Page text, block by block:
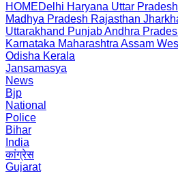
HOMEDelhi Haryana Uttar Pradesh
Madhya Pradesh Rajasthan
Uttarakhand PunjabAndhra
Karnataka Maharashtra Assam
Odisha Kerala
Jansamasya
News
Bjp
National
Police
Bihar
India
कांग्रेस
Gujarat